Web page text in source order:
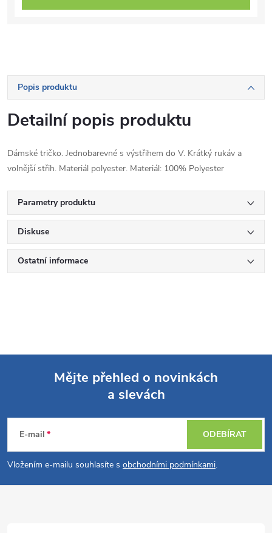
Popis produktu
Detailní popis produktu
Dámské tričko. Jednobarevné s výstřihem do V. Krátký rukáv a
volnější střih. Materiál polyester. Materiál: 100% Polyester
Parametry produktu
Diskuse
Ostatní informace
p
a
Mějte přehled o novinkách
a slevách
E-mail
Vložením e-mailu souhlasíte s obchodními podmínkami.
ODEBÍRAT